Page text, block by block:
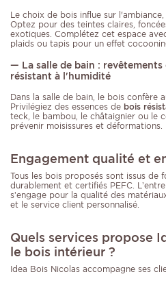
Le choix de bois influe sur
Optez pour des teintes claires,
exotiques. Complétez cet espace
plaids ou tapis pour un effet
— La salle de bain : revêtements
résistant à l'humidité
Dans la salle de bain, le bois confère
Privilégiez des essences de bois
teck, le bambou, le châtaignier ou le
prévenir moisissures et déformations.
Engagement qualité et
Tous les bois proposés sont issus de
durablement et certifiés PEFC.
s’engage pour la qualité des
et le service client personnalisé.
Quels services propose
le bois intérieur ?
Idea Bois Nicolas accompagne ses